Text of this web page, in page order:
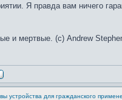
Я правда вам ничего
и мертвые. (с) Andrew
устройства для гражданского примене